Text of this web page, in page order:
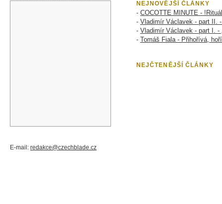
NEJNOVĚJŠÍ ČLÁNKY
- COCOTTE MINUTE -
- Vladimír Václavek - part II.
- Vladimír Václavek - part I. -
- Tomáš Fiala - Přihořívá, hoří
NEJČTENĚJŠÍ ČLÁNKY
E-mail: redakce@czechblade.cz